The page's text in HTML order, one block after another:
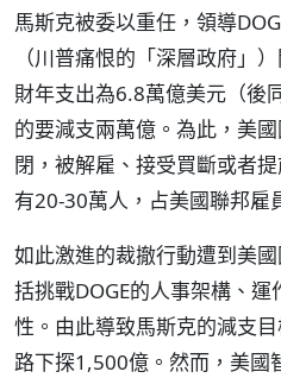
馬斯克被委以重任，領導
（川普痛恨的「深層政府」
財年支出為6.8萬億美元（後
的要減支兩萬億。為此，美
閉，被解雇、接受買斷或者
有20-30萬人，占美國聯邦雇
如此激進的裁撤行動遭到美
括挑戰DOGE的人事架構、
性。由此導致馬斯克的減支
路下探1,500億。然而，美國